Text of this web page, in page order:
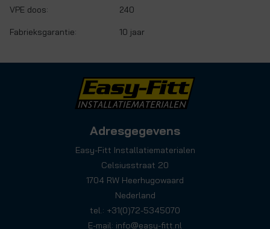
VPE doos: 240
Fabrieksgarantie: 10 jaar
Adresgegevens
Easy-Fitt Installatiematerialen
Celsiusstraat 20
1704 RW Heerhugowaard
Nederland
tel.: +31(0)72-5345070
E-mail: info@easy-fitt.nl